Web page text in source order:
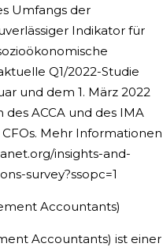
Umfangs der
Indikator für
Q1/2022-Studie
und dem 1. März 2022
ACCA und des IMA
Mehr Informationen
insights-and-
survey?ssopc=1
Accountants)
Accountants) ist einer